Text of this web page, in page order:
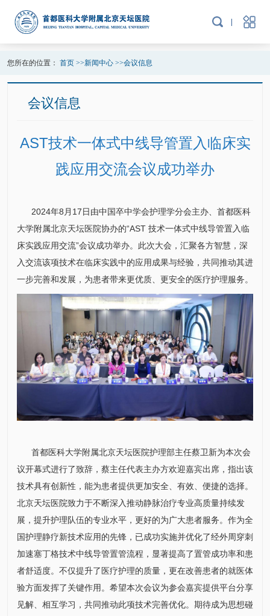
您所在的位置： 首页>>新闻中心>>会议信息
会议信息
AST技术一体式中线导管置入临床实
践应用交流会议成功举办
2024年8月17日由中国卒中学会护理学分会主办、首都医科
大学附属北京天坛医院协办的“AST 技术一体式中线导管置入临
床实践应用交流”会议成功举办。此次大会，汇聚各方智慧，深
入交流该项技术在临床实践中的应用成果与经验，共同推动其进
一步完善和发展，为患者带来更优质、更安全的医疗护理服务。
首都医科大学附属北京天坛医院护理部主任蔡卫新为本次会
议开幕式进行了致辞，蔡主任代表主办方欢迎嘉宾出席，指出该
技术具有创新性，能为患者提供更加安全、有效、便捷的选择。
北京天坛医院致力于不断深入推动静脉治疗专业高质量持续发
展，提升护理队伍的专业水平，更好的为广大患者服务。作为全
国护理静疗新技术应用的先锋，已成功实施并优化了经外周穿刺
加速塞丁格技术中线导管置管流程，显著提高了置管成功率和患
者舒适度。不仅提升了医疗护理的质量，更在改善患者的就医体
验方面发挥了关键作用。希望本次会议为参会嘉宾提供平台分享
见解、相互学习，共同推动此项技术完善优化。期待成为思想碰